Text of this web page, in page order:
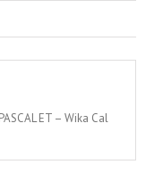
ET – Wika Cal